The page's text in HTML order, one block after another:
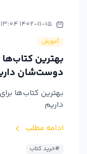
1402-11-15 09:13:04
آموزش
بهترین کتاب‌ها
دوست‌شان
بهترین کتاب‌ها
داریم
ادامه مطلب
#خرید کتاب